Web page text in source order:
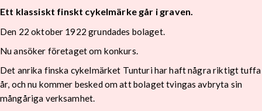
Ett klassiskt finskt cykelmärke går i graven.
Den 22 oktober 1922 grundades bolaget.
Nu ansöker företaget om konkurs.
Det anrika finska cykelmärket Tunturi har haft några riktigt tuffa
år, och nu kommer besked om att bolaget tvingas avbryta sin
mångåriga verksamhet.